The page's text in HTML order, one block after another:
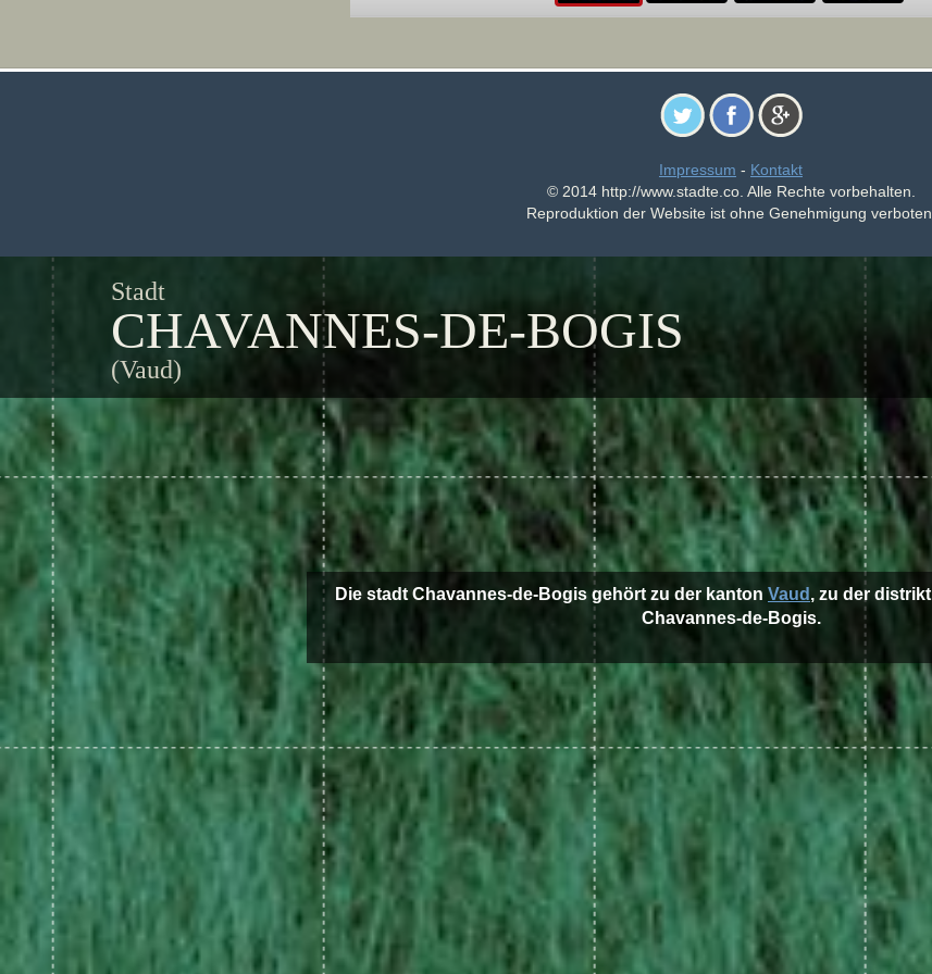
Impressum - Kontakt
© 2014 http://www.stadte.co. Alle Rechte vorbehalten.
Reproduktion der Website ist ohne Genehmigung verboten.
Stadt
CHAVANNES-DE-BOGIS
(Vaud)
Die stadt Chavannes-de-Bogis gehört zu der kanton Vaud , zu der distrikt
Chavannes-de-Bogis.